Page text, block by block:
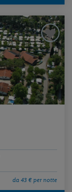
da 43 € per notte